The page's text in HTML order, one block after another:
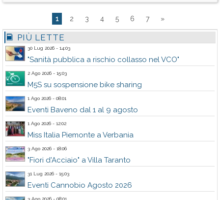
1 2 3 4 5 6 7 »
PIÙ LETTE
30 Lug 2026 - 14:03
"Sanità pubblica a rischio collasso nel VCO"
2 Ago 2026 - 15:03
M5S su sospensione bike sharing
1 Ago 2026 - 08:01
Eventi Baveno dal 1 al 9 agosto
1 Ago 2026 - 12:02
Miss Italia Piemonte a Verbania
3 Ago 2026 - 18:06
"Fiori d'Acciaio" a Villa Taranto
31 Lug 2026 - 15:03
Eventi Cannobio Agosto 2026